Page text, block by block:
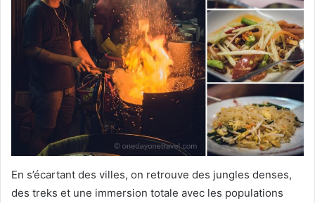
En s’écartant des villes, on retrouve des jungles denses,
des treks et une immersion totale avec les populations